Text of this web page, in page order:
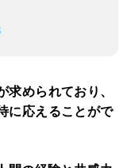
められており、
に応えることがで